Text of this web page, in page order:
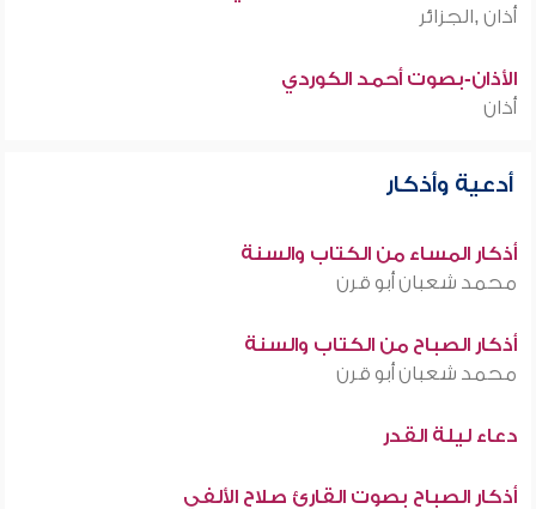
أذان ,الجزائر
الأذان-بصوت أحمد الكوردي
أذان
أدعية وأذكار
أذكار المساء من الكتاب والسنة
محمد شعبان أبو قرن
أذكار الصباح من الكتاب والسنة
محمد شعبان أبو قرن
دعاء ليلة القدر
أذكار الصباح بصوت القارئ صلاح الألفي